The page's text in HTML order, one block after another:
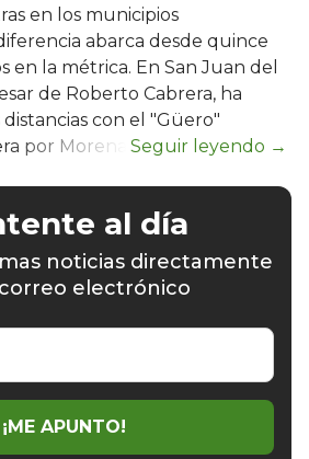
en los municipios
abarca desde quince
en la métrica. En San Juan del
de Roberto Cabrera, ha
con el "Güero"
por Morena.
al día
noticias directamente
electrónico
¡ME APUNTO!